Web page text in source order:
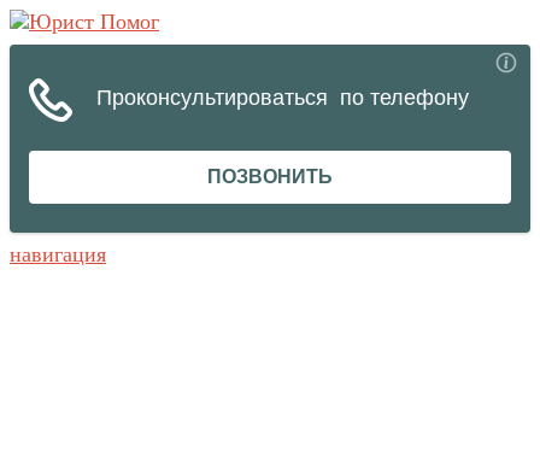
навигация